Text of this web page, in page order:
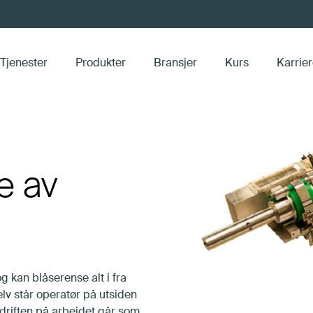
Tjenester Produkter Bransjer Kurs
av
kan blå­se­ren­se alt i fra
står ope­ra­tør på ut­si­den